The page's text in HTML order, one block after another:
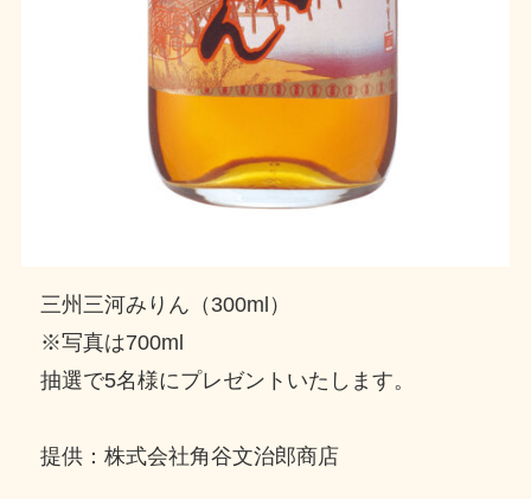
三州三河みりん（300ml）
※写真は700ml
抽選で5名様にプレゼントいたします。
提供：株式会社角谷文治郎商店